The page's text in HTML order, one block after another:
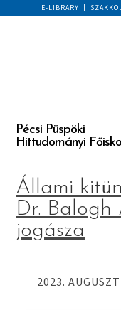
E-LIBRARY |
Pécsi Püspöki
Hittudományi
Állami
Dr. Balogh
jogásza
2023.